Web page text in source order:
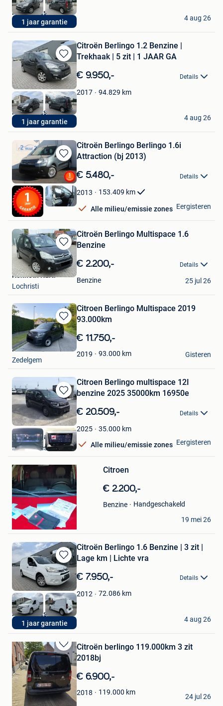
1 jaar garantie
Rizq Occasions BV
Brecht
4 aug 26
Bewaren
in
Mijn
Favorieten
1 jaar garantie
Citroën Berlingo 1.2 Benzine |
Trekhaak | 5 zit | 1 JAAR GA
€ 9.950,- Details
2017 94.829 km
Rizq Occasions BV
Brecht
4 aug 26
Bewaren
in
Mijn
Favorieten
Citroën Berlingo Berlingo 1.6i
Attraction (bj 2013)
€ 5.480,- Details
2013 153.409 km
Alle milieu/emissie zones
2 maal 2
Anzegem
Eergisteren
Bewaren
in
Mijn
Favorieten
Citroën Berlingo Multispace 1.6
Benzine
€ 2.200,- Details
Benzine
Kenneth Kurti
Lochristi
25 jul 26
Bewaren
in
Mijn
Favorieten
Citroen Berlingo Multispace 2019
93.000km
€ 11.750,-
2019 93.000 km
Nathan
Zedelgem
Gisteren
Bewaren
in
Mijn
Favorieten
Citroen Berlingo multispace 12I
benzine 2025 35000km 16950e
€ 20.509,- Details
2025 35.000 km
Alle milieu/emissie zones
Sneyers Hans
Linter-Drieslinter
Eergisteren
Bewaren
Mijn
Favorieten
Citroen
€ 2.200,-
Benzine
Handgeschakeld
Malik Aslanov
Zwevegem
19 mei 26
Bewaren
in
Mijn
Favorieten
1 jaar garantie
Citroën Berlingo 1.6 Benzine | 3 zit |
Lage km | Lichte vra
€ 7.950,- Details
2012 72.086 km
Rizq Occasions BV
Brecht
4 aug 26
Bewaren
in
Mijn
Favorieten
Citroën berlingo 119.000km 3 zit
2018bj
€ 6.900,-
2018 119.000 km
Sarah Anomo
Sint-Katelijne-Waver
24 jul 26